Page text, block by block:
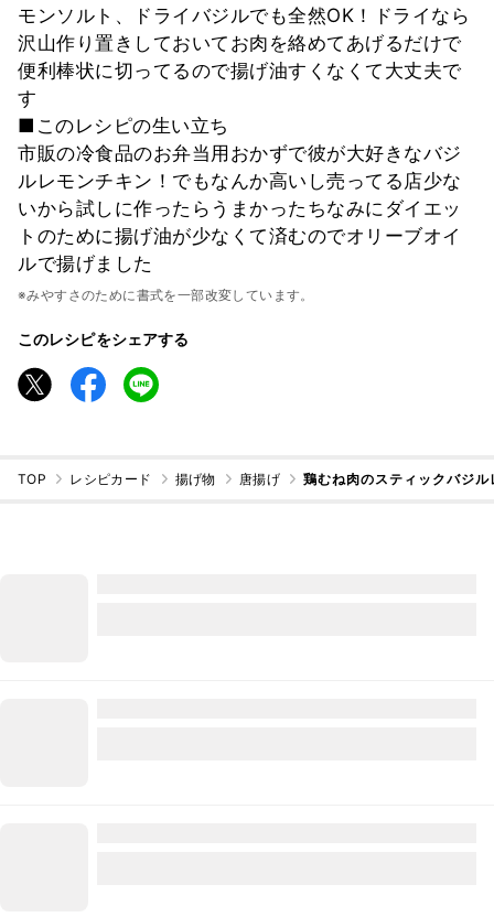
モンソルト、ドライバジルでも全然OK！ドライなら
沢山作り置きしておいてお肉を絡めてあげるだけで
便利棒状に切ってるので揚げ油すくなくて大丈夫で
す
■このレシピの生い立ち
市販の冷食品のお弁当用おかずで彼が大好きなバジ
ルレモンチキン！でもなんか高いし売ってる店少な
いから試しに作ったらうまかったちなみにダイエッ
トのために揚げ油が少なくて済むのでオリーブオイ
ルで揚げました
※みやすさのために書式を一部改変しています。
このレシピをシェアする
TOP レシピカード 揚げ物 唐揚げ 鶏むね肉のスティックバジル